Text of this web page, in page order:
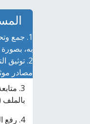
1. جمع
به،
2. توثيق
مصادر
3.
بالملف
4.